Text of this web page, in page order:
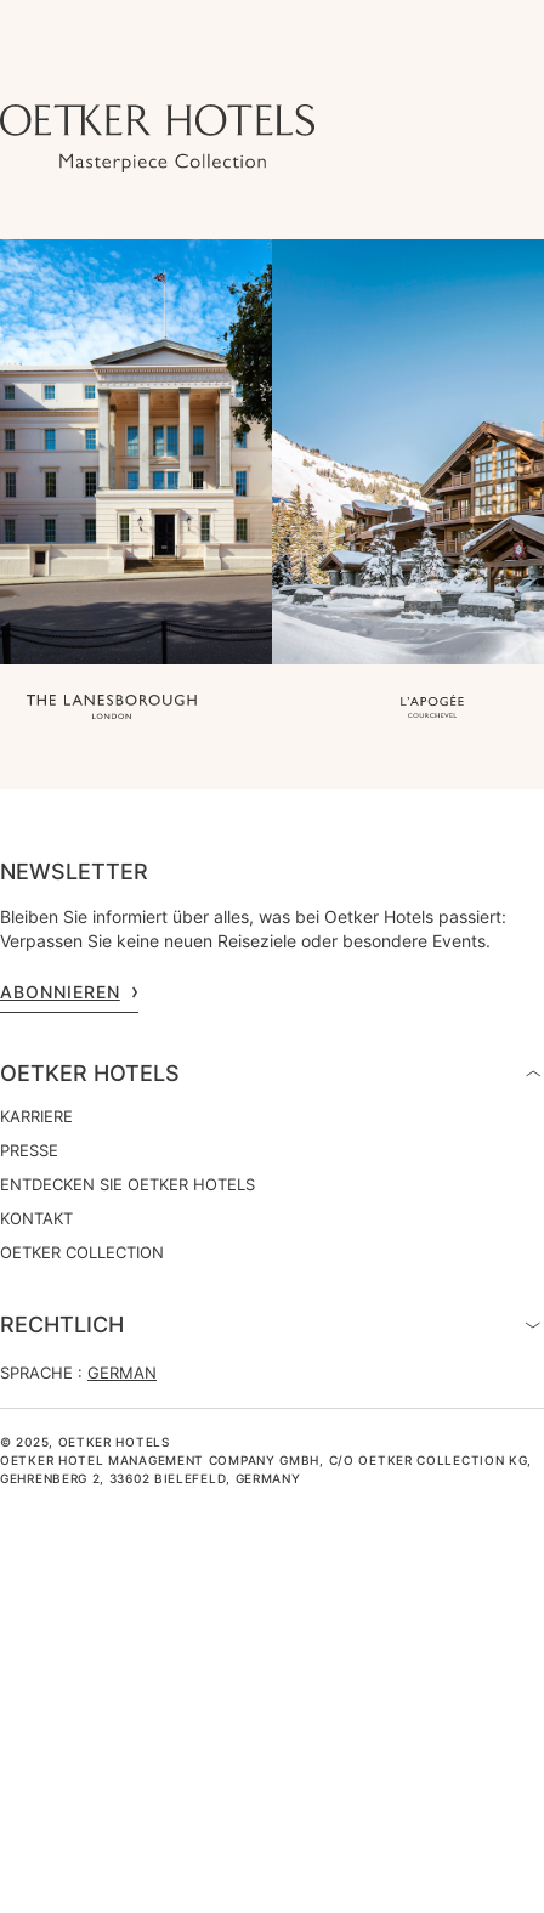
NEWSLETTER
Bleiben Sie informiert über alles, was bei Oetker Hotels passiert:
Verpassen Sie keine neuen Reiseziele oder besondere Events.
ABONNIEREN
OETKER HOTELS
KARRIERE
PRESSE
ENTDECKEN SIE OETKER HOTELS
KONTAKT
OETKER COLLECTION
RECHTLICH
SPRACHE : GERMAN
© 2025, OETKER HOTELS
OETKER HOTEL MANAGEMENT COMPANY GMBH, C/O OETKER COLLECTION KG,
GEHRENBERG 2, 33602 BIELEFELD, GERMANY